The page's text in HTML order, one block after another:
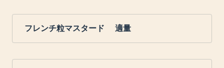
フレンチ粒マスタード 適量